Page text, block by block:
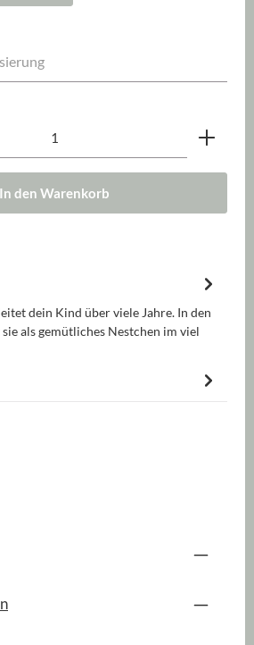
den gewünschten Wert ein
In den Warenkorb
dein Kind über viele Jahre. In den
als gemütliches Nestchen im viel